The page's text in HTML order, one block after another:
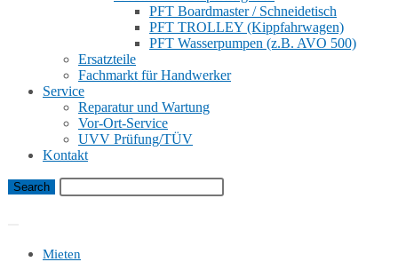
PFT Boardmaster / Schneidetisch
PFT TROLLEY (Kippfahrwagen)
PFT Wasserpumpen (z.B. AVO 500)
Ersatzteile
Fachmarkt für Handwerker
Service
Reparatur und Wartung
Vor-Ort-Service
UVV Prüfung/TÜV
Kontakt
Mieten